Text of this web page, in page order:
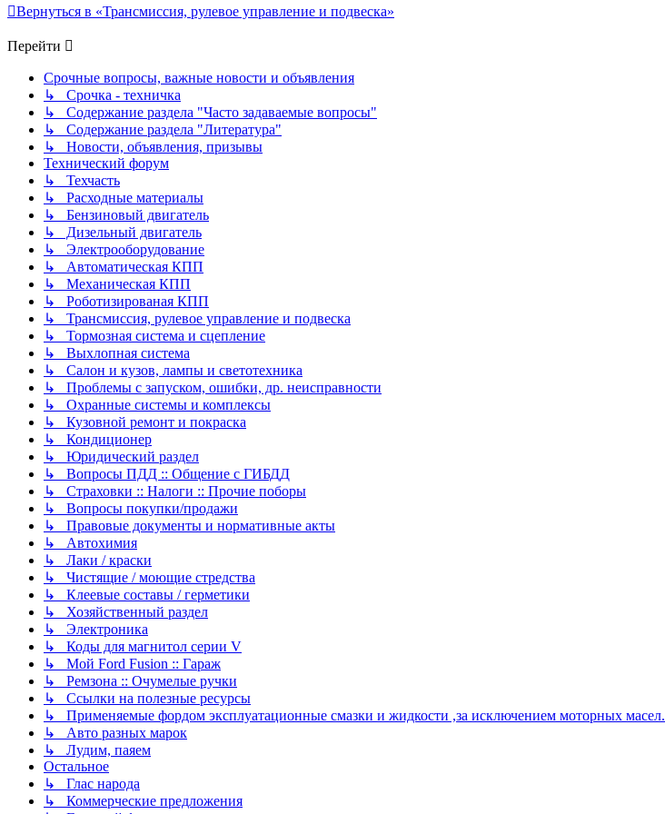
Вернуться в «Трансмиссия, рулевое управление и подвеска»
Перейти
Срочные вопросы, важные новости и объявления
↳ Срочка - техничка
↳ Содержание раздела "Часто задаваемые вопросы"
↳ Содержание раздела "Литература"
↳ Новости, объявления, призывы
Технический форум
↳ Техчасть
↳ Расходные материалы
↳ Бензиновый двигатель
↳ Дизельный двигатель
↳ Электрооборудование
↳ Автоматическая КПП
↳ Механическая КПП
↳ Роботизированая КПП
↳ Трансмиссия, рулевое управление и подвеска
↳ Тормозная система и сцепление
↳ Выхлопная система
↳ Салон и кузов, лампы и светотехника
↳ Проблемы с запуском, ошибки, др. неисправности
↳ Охранные системы и комплексы
↳ Кузовной ремонт и покраска
↳ Кондиционер
↳ Юридический раздел
↳ Вопросы ПДД :: Общение с ГИБДД
↳ Страховки :: Налоги :: Прочие поборы
↳ Вопросы покупки/продажи
↳ Правовые документы и нормативные акты
↳ Автохимия
↳ Лаки / краски
↳ Чистящие / моющие стредства
↳ Клеевые составы / герметики
↳ Хозяйственный раздел
↳ Электроника
↳ Коды для магнитол серии V
↳ Мой Ford Fusion :: Гараж
↳ Ремзона :: Очумелые ручки
↳ Ссылки на полезные ресурсы
↳ Применяемые фордом эксплуатационные смазки и жидкости ,за исключением моторных масел.
↳ Авто разных марок
↳ Лудим, паяем
Остальное
↳ Глас народа
↳ Коммерческие предложения